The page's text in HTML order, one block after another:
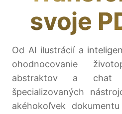
svoje
Od AI ilustrácií a
ohodnocovanie
abstraktov a chat
špecializovaných
akéhokoľvek